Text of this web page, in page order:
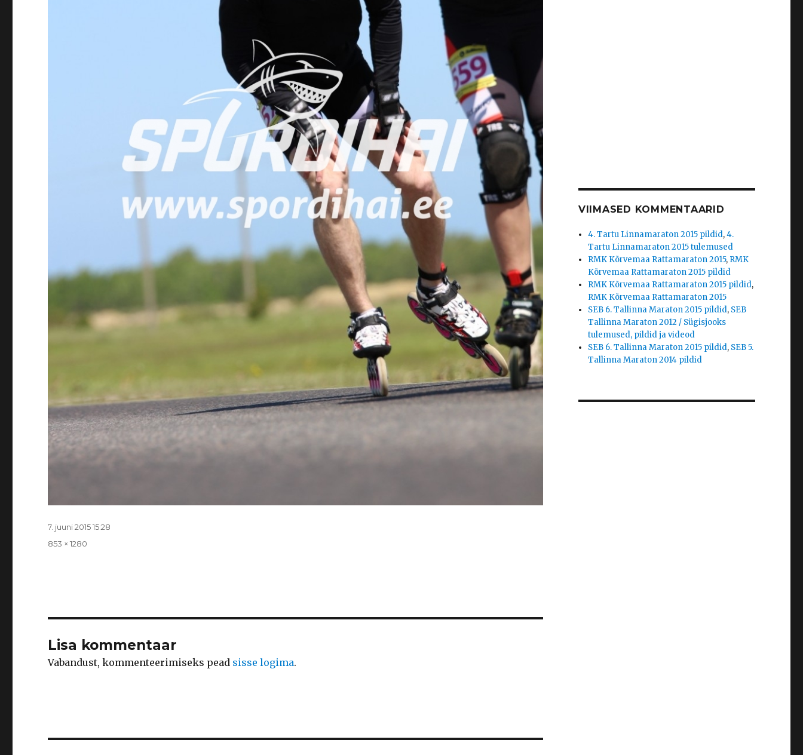
Postitatud
7. juuni 2015 15:28
Täissuurus
853 × 1280
Lisa kommentaar
Vabandust, kommenteerimiseks pead sisse logima.
VIIMASED KOMMENTAARID
4. Tartu Linnamaraton 2015 pildid,4.
Tartu Linnamaraton 2015 tulemused
RMK Kõrvemaa Rattamaraton 2015, RMK
Kõrvemaa Rattamaraton 2015 pildid
RMK Kõrvemaa Rattamaraton 2015 pildid,
RMK Kõrvemaa Rattamaraton 2015
SEB 6. Tallinna Maraton 2015 pildid, SEB
Tallinna Maraton 2012 / Sügisjooks
tulemused, pildid ja videod
SEB 6. Tallinna Maraton 2015 pildid, SEB 5.
Tallinna Maraton 2014 pildid